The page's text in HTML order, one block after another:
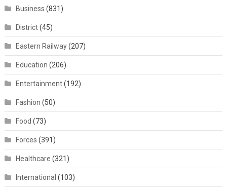
Business (831)
District(45)
Eastern Railway(207)
Education (206)
Entertainment(192)
Fashion (50)
Food (73)
Forces (391)
Healthcare (321)
International (103)